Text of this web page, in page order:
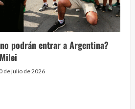
podrán entrar a Argentina?
de julio de 2026